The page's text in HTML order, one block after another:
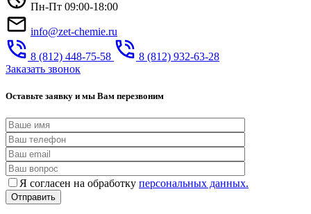
Пн-Пт 09:00-18:00
info@zet-chemie.ru
8 (812) 448-75-58
8 (812) 932-63-28
Заказать звонок
Оставьте заявку и мы Вам перезвоним
Я согласен на обработку персональных данных.